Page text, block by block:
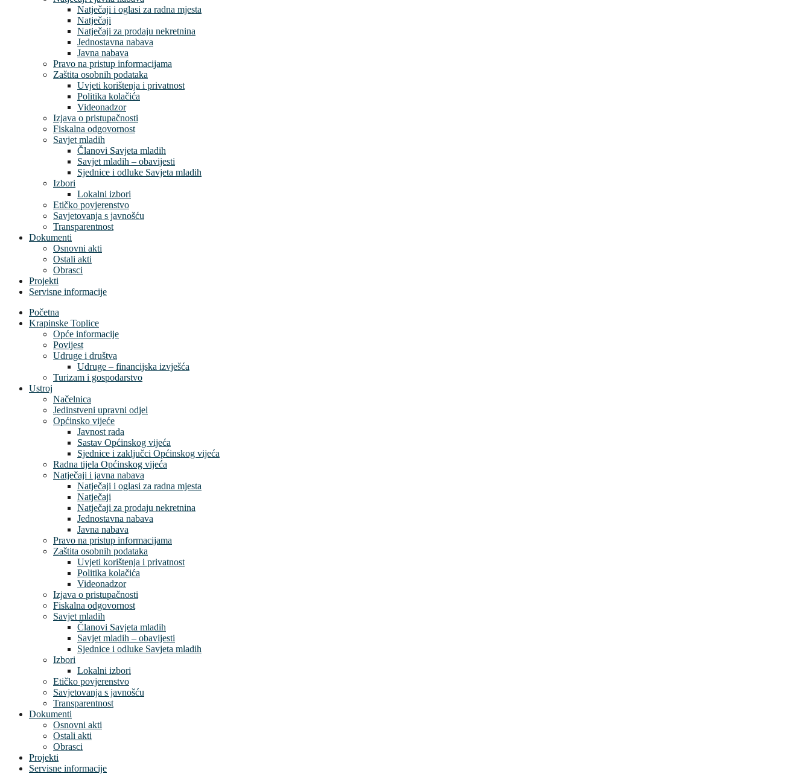
Natječaji i oglasi za radna mjesta
Natječaji
Natječaji za prodaju nekretnina
Jednostavna nabava
Javna nabava
Pravo na pristup informacijama
Zaštita osobnih podataka
Uvjeti korištenja i privatnost
Politika kolačića
Videonadzor
Izjava o pristupačnosti
Fiskalna odgovornost
Savjet mladih
Članovi Savjeta mladih
Savjet mladih – obavijesti
Sjednice i odluke Savjeta mladih
Izbori
Lokalni izbori
Etičko povjerenstvo
Savjetovanja s javnošću
Transparentnost
Dokumenti
Osnovni akti
Ostali akti
Obrasci
Projekti
Servisne informacije
Početna
Krapinske Toplice
Opće informacije
Povijest
Udruge i društva
Udruge – financijska izvješća
Turizam i gospodarstvo
Ustroj
Načelnica
Jedinstveni upravni odjel
Općinsko vijeće
Javnost rada
Sastav Općinskog vijeća
Sjednice i zaključci Općinskog vijeća
Radna tijela Općinskog vijeća
Natječaji i javna nabava
Natječaji i oglasi za radna mjesta
Natječaji
Natječaji za prodaju nekretnina
Jednostavna nabava
Javna nabava
Pravo na pristup informacijama
Zaštita osobnih podataka
Uvjeti korištenja i privatnost
Politika kolačića
Videonadzor
Izjava o pristupačnosti
Fiskalna odgovornost
Savjet mladih
Članovi Savjeta mladih
Savjet mladih – obavijesti
Sjednice i odluke Savjeta mladih
Izbori
Lokalni izbori
Etičko povjerenstvo
Savjetovanja s javnošću
Transparentnost
Dokumenti
Osnovni akti
Ostali akti
Obrasci
Projekti
Servisne informacije